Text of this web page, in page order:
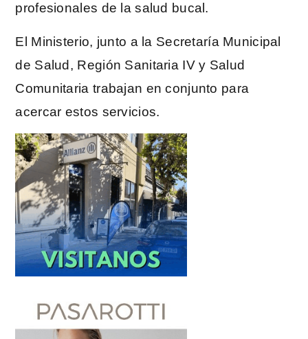
profesionales de la salud bucal.
El Ministerio, junto a la Secretaría Municipal
de Salud, Región Sanitaria IV y Salud
Comunitaria trabajan en conjunto para
acercar estos servicios.